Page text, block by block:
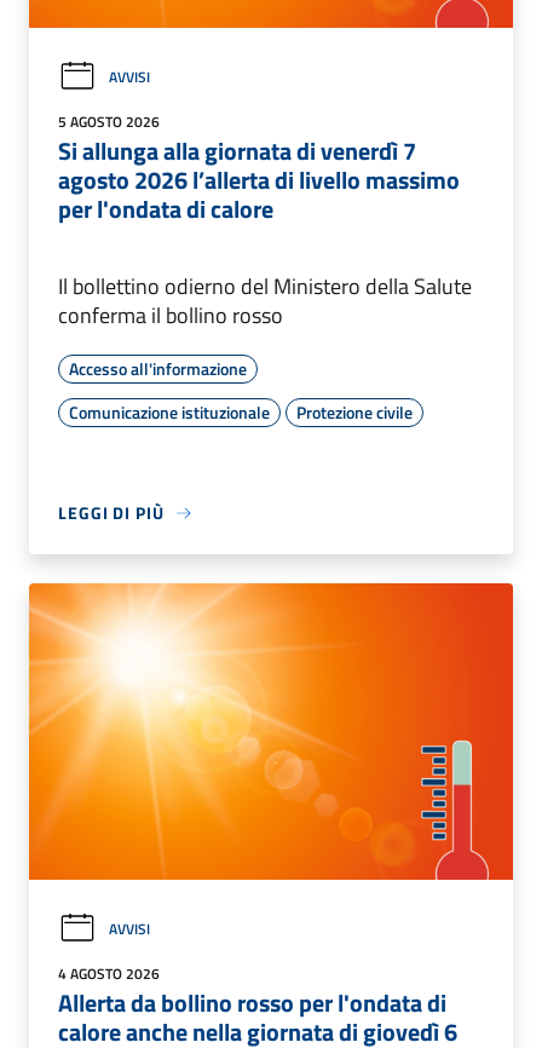
AVVISI
5 AGOSTO 2026
Si allunga alla giornata di venerdì 7
agosto 2026 l’allerta di livello massimo
per l'ondata di calore
Il bollettino odierno del Ministero della Salute
conferma il bollino rosso
Accesso all'informazione
Comunicazione istituzionale
Protezione civile
LEGGI DI PIÙ
AVVISI
4 AGOSTO 2026
Allerta da bollino rosso per l'ondata di
calore anche nella giornata di giovedì 6